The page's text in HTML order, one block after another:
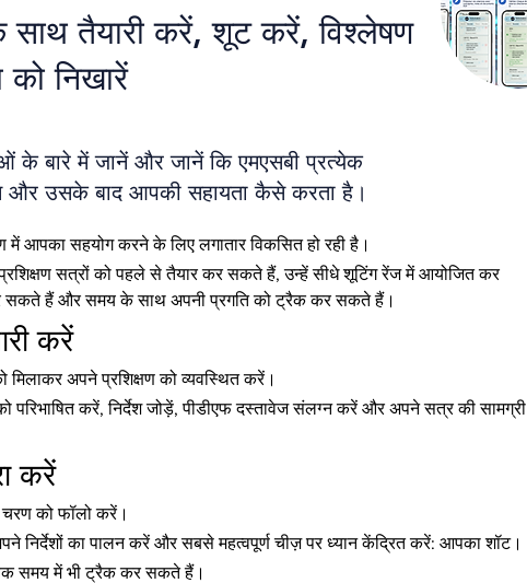
तैयारी करें, शूट करें, विश्लेषण
निखारें
के बारे में जानें और जानें कि एमएसबी प्रत्येक
और उसके बाद आपकी सहायता कैसे करता है।
आपका सहयोग करने के लिए लगातार विकसित हो रही है।
सत्रों को पहले से तैयार कर सकते हैं, उन्हें सीधे शूटिंग रेंज में आयोजित कर
सकते हैं और समय के साथ अपनी प्रगति को ट्रैक कर सकते हैं।
करें
मिलाकर अपने प्रशिक्षण को व्यवस्थित करें।
परिभाषित करें, निर्देश जोड़ें, पीडीएफ दस्तावेज संलग्न करें और अपने सत्र की सामग्री
करें
को फॉलो करें।
निर्देशों का पालन करें और सबसे महत्वपूर्ण चीज़ पर ध्यान केंद्रित करें: आपका शॉट।
समय में भी ट्रैक कर सकते हैं।